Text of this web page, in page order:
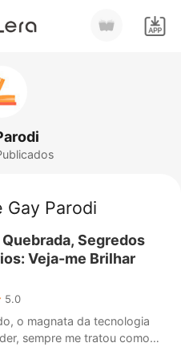
Gay Parodi
Segredos
Veja-me Brilhar
5.0
o magnata da tecnologia
sempre me tratou como